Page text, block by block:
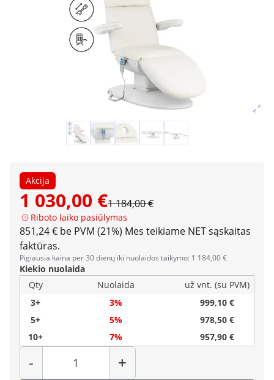
Akcija
1 030,00 €1 184,00 €
Riboto laiko pasiūlymas
851,24 € be PVM (21%) Mes teikiame NET sąskaitas
faktūras.
Pigiausia kaina per 30 dienų iki nuolaidos taikymo: 1 184,00 €
Kiekio nuolaida
Qty
Nuolaida
už vnt. (su PVM)
3+
3%
999,10 €
5+
5%
978,50 €
10+
7% 957,90 €
-
Kiekis
+